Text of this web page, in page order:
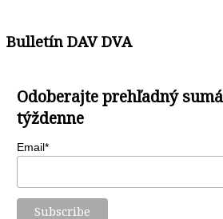
Bulletín DAV DVA
Odoberajte prehľadný
týždenne
Email*